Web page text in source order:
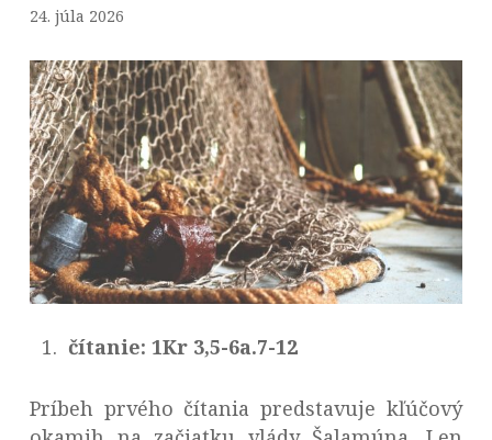
24. júla 2026
čítanie: 1Kr 3,5-6a.7-12
Príbeh prvého čítania predstavuje kľúčový